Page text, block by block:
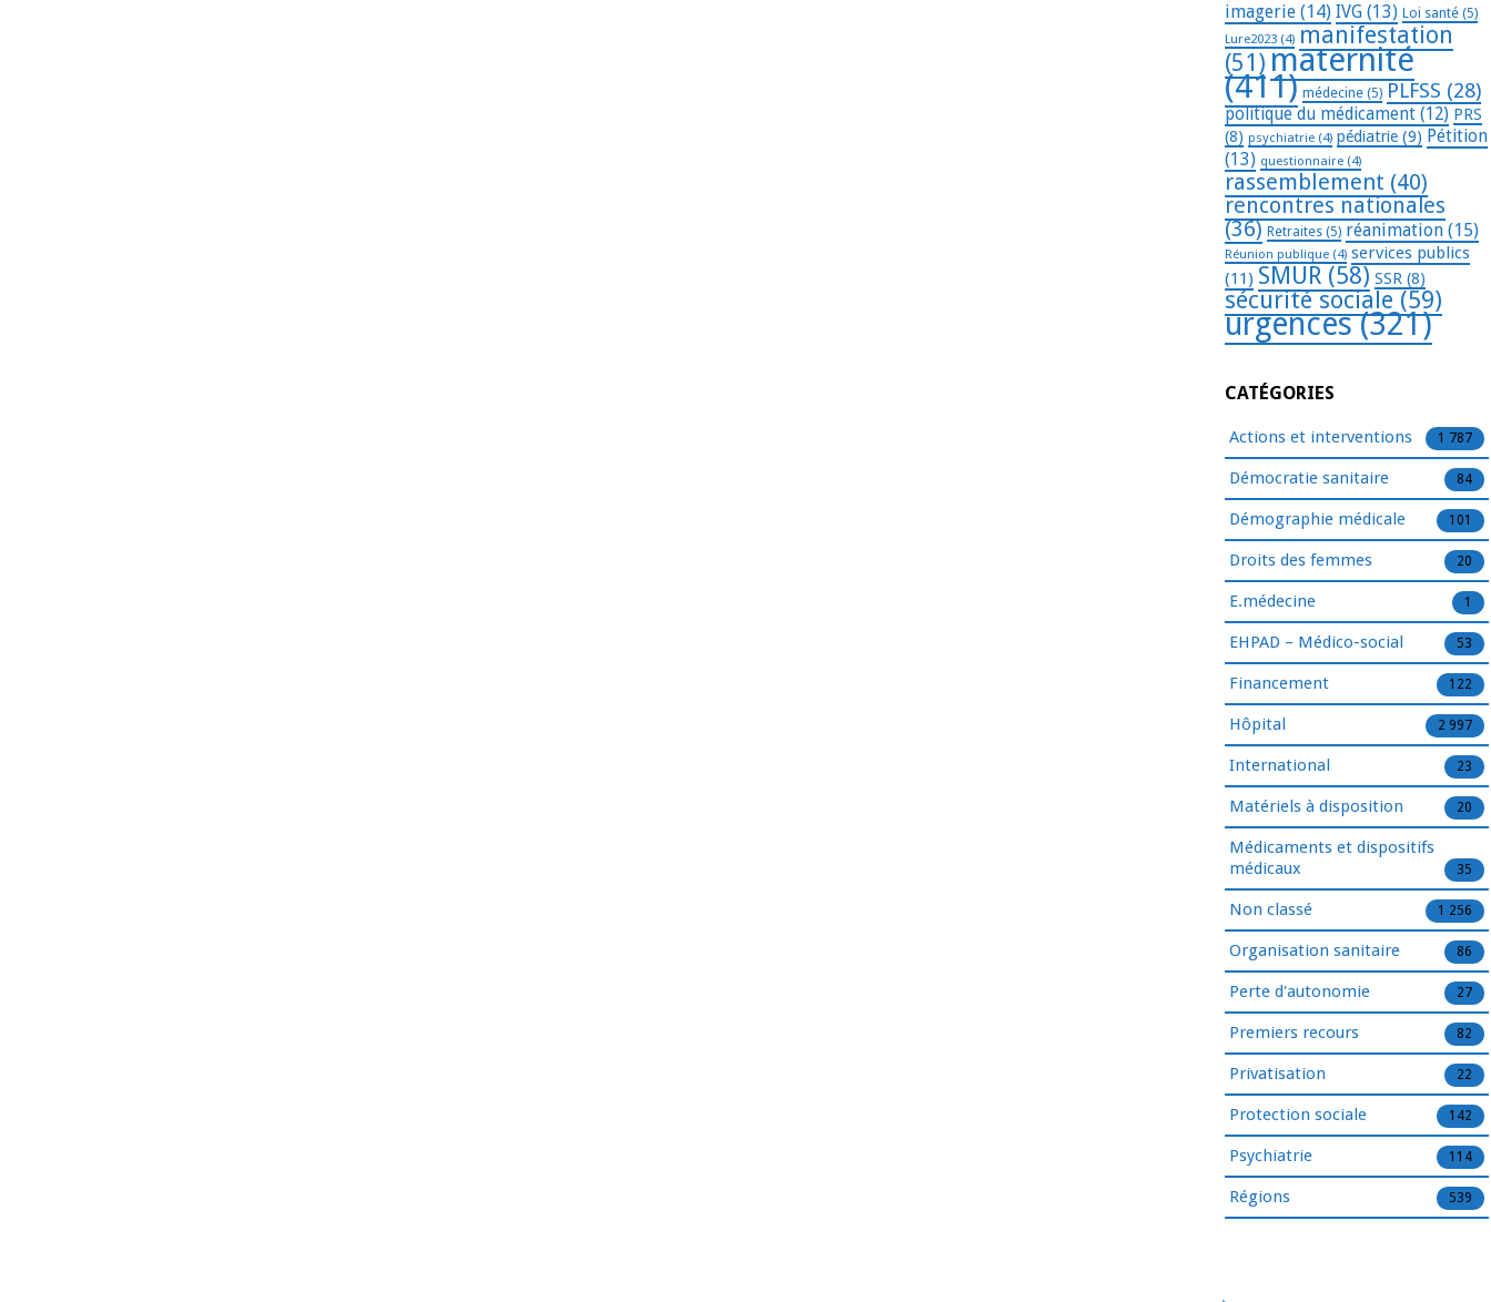
imagerie (14) IVG (13) Loi santé (5)
Lure2023 (4) manifestation
(51) maternité
(411) médecine (5) PLFSS (28)
politique du médicament (12) PRS
(8) psychiatrie (4) pédiatrie (9) Pétition
(13) questionnaire (4)
rassemblement (40)
rencontres nationales
(36) Retraites (5) réanimation (15)
Réunion publique (4) services publics
(11) SMUR (58) SSR (8)
sécurité sociale (59)
urgences(321)
CATÉGORIES
Actions et interventions 1 787
Démocratie sanitaire 84
Démographie médicale 101
Droits des femmes 20
E.médecine 1
EHPAD – Médico-social 53
Financement 122
Hôpital 2 997
International 23
Matériels à disposition 20
Médicaments et dispositifs
médicaux
35
Non classé 1 256
Organisation sanitaire 86
Perte d'autonomie 27
Premiers recours 82
Privatisation 22
Protection sociale 142
Psychiatrie 114
Régions 539